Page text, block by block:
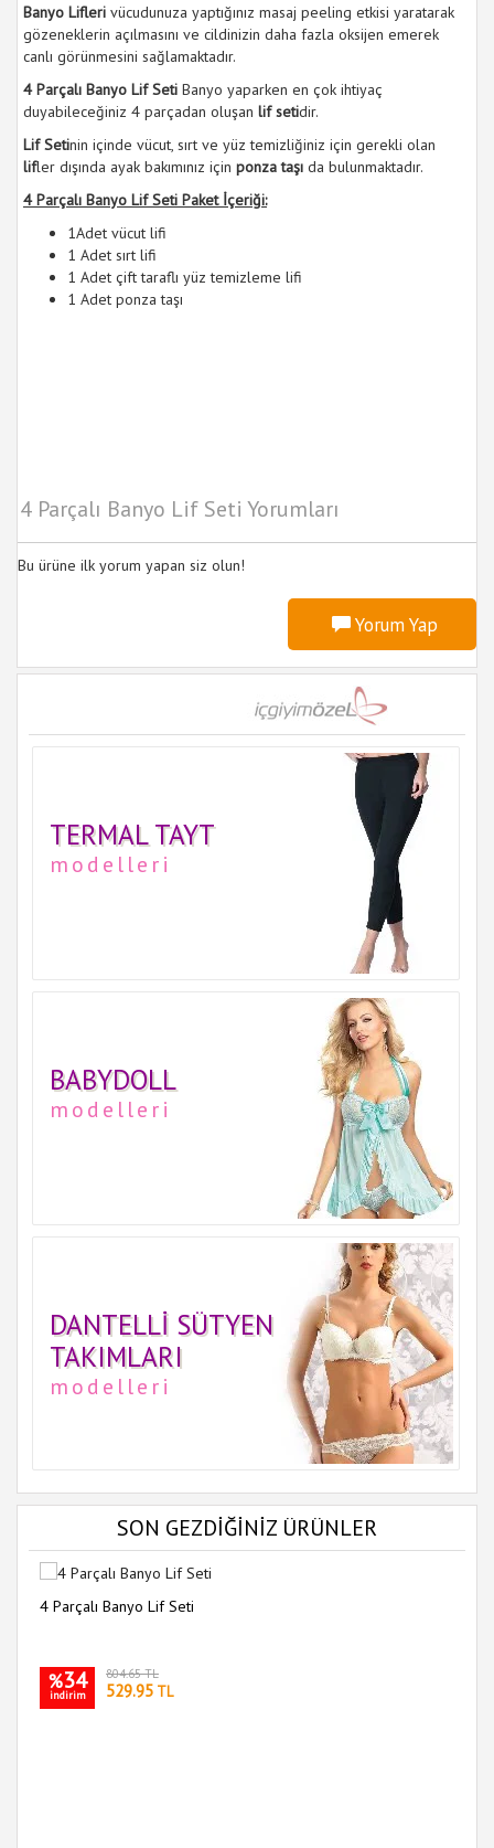
Banyo Lifleri vücudunuza yaptığınız masaj peeling etkisi yaratarak
gözeneklerin açılmasını ve cildinizin daha fazla oksijen emerek
canlı görünmesini sağlamaktadır.
4 Parçalı Banyo Lif Seti Banyo yaparken en çok ihtiyaç
duyabileceğiniz 4 parçadan oluşan lif setidir.
Lif Setinin içinde vücut, sırt ve yüz temizliğiniz için gerekli olan
lifler dışında ayak bakımınız için ponza taşı da bulunmaktadır.
4 Parçalı Banyo Lif Seti Paket İçeriği:
1Adet vücut lifi
1 Adet sırt lifi
1 Adet çift taraflı yüz temizleme lifi
1 Adet ponza taşı
4 Parçalı Banyo Lif Seti Yorumları
Bu ürüne ilk yorum yapan siz olun!
Yorum Yap
TERMAL TAYT
modelleri
BABYDOLL
modelleri
DANTELLI SÜTYEN
TAKIMLARI
modelleri
SON GEZDİĞİNİZ ÜRÜNLER
4 Parçalı Banyo Lif Seti
%34
indirim
804.65 TL
529.95 TL